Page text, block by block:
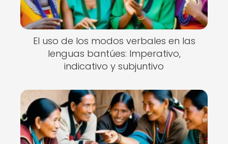
El uso de los modos verbales en las
lenguas bantúes: Imperativo,
indicativo y subjuntivo